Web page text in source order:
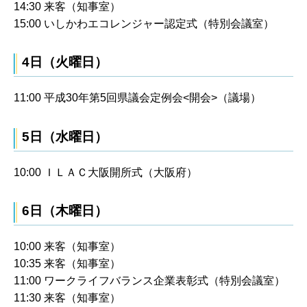
14:30 来客（知事室）
15:00 いしかわエコレンジャー認定式（特別会議室）
4日（火曜日）
11:00 平成30年第5回県議会定例会<開会>（議場）
5日（水曜日）
10:00 ＩＬＡＣ大阪開所式（大阪府）
6日（木曜日）
10:00 来客（知事室）
10:35 来客（知事室）
11:00 ワークライフバランス企業表彰式（特別会議室）
11:30 来客（知事室）